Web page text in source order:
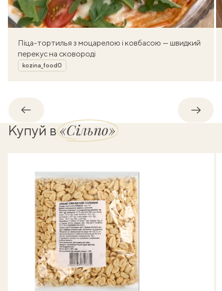
Піца-тортилья з моцарелою і ковбасою — швидкий
перекус на сковороді
Автор
kozina_food0
Назад
Купуй в«Сільпо»